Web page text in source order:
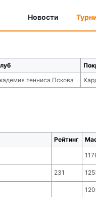
Новости
тенниса Пскова
Рейтинг
231